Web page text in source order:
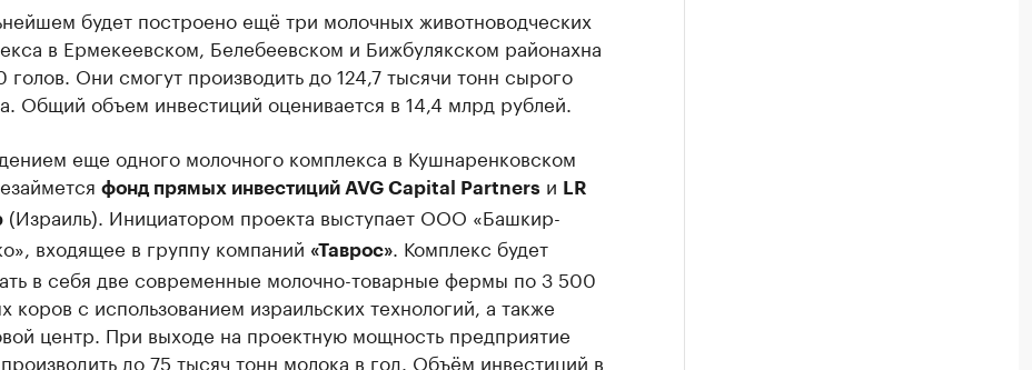
будет построено ещё три молочных животноводческих
в Ермекеевском, Белебеевском и Бижбулякском районахна
голов. Они смогут производить до 124,7 тысячи тонн сырого
Общий объем инвестиций оценивается в 14,4 млрд рублей.
еще одного молочного комплекса в Кушнаренковском
фонд прямых инвестиций AVG Capital Partners и LR
(Израиль). Инициатором проекта выступает ООО «Башкир-
входящее в группу компаний «Таврос». Комплекс будет
в себя две современные молочно-товарные фермы по 3 500
коров с использованием израильских технологий, а также
центр. При выходе на проектную мощность предприятие
до 75 тысяч тонн молока в год. Объём инвестиций в